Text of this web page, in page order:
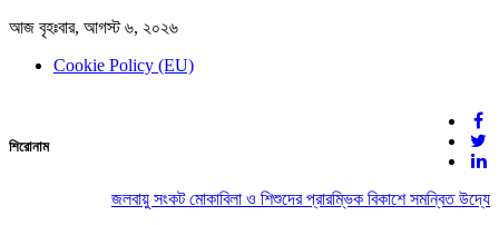
আজ বৃহঃবার, আগস্ট ৬, ২০২৬
Cookie Policy (EU)
দেশের খবর
যুক্ত থাকুন দেশের সঙ্গে
শিরোনাম
জলবায়ু সংকট মোকাবিলা ও শিশুদের প্রারম্ভিক বিকাশে সমন্বিত